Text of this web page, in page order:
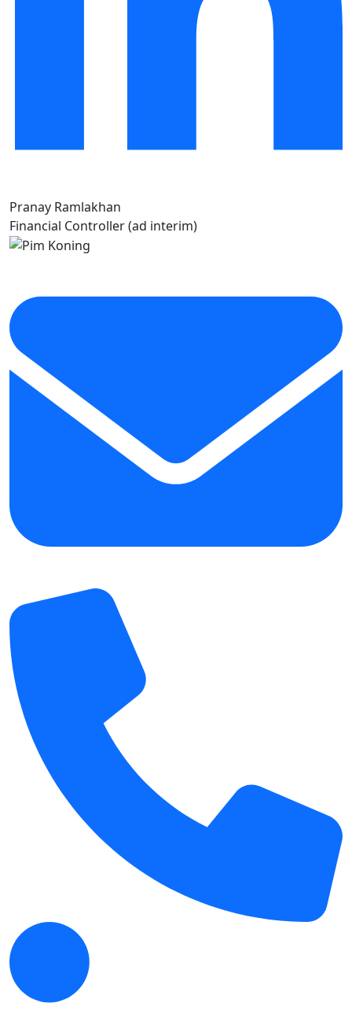
Pranay Ramlakhan
Financial Controller (ad interim)